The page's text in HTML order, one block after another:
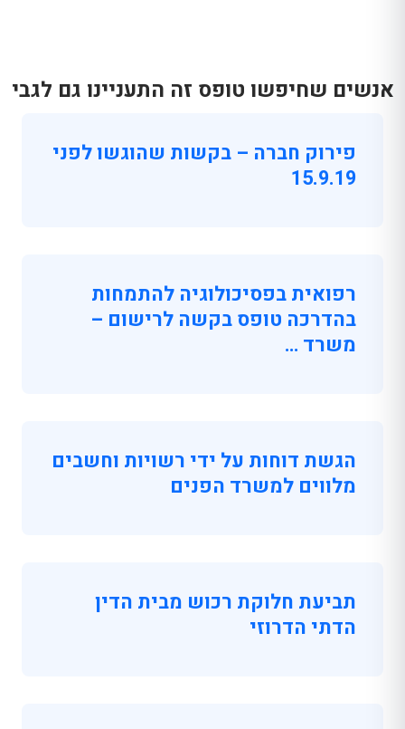
אנשים שחיפשו טופס זה התעניינו גם לגבי
פירוק חברה – בקשות שהוגשו לפני
15.9.19
רפואית בפסיכולוגיה להתמחות
בהדרכה טופס בקשה לרישום –
משרד …
הגשת דוחות על ידי רשויות וחשבים
מלווים למשרד הפנים
תביעת חלוקת רכוש מבית הדין
הדתי הדרוזי